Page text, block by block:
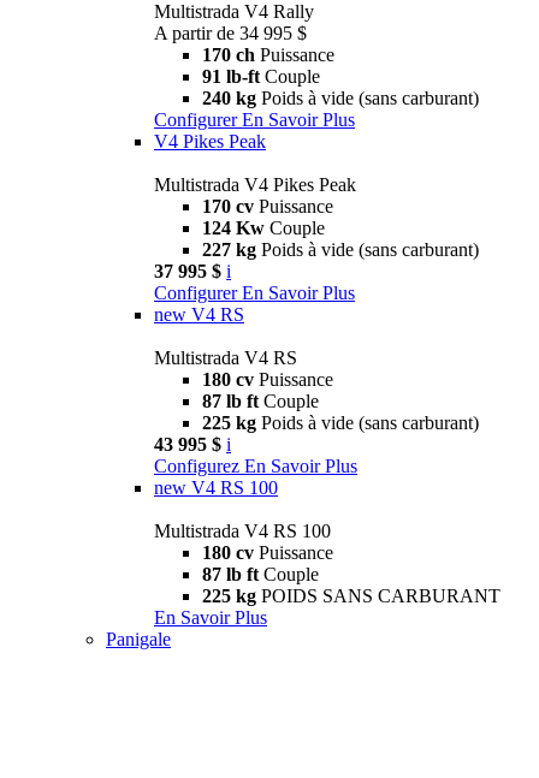
Multistrada V4 Rally
A partir de 34 995 $
170 ch Puissance
91 lb-ft Couple
240 kg Poids à vide (sans carburant)
Configurer En Savoir Plus
V4 Pikes Peak
Multistrada V4 Pikes Peak
170 cv Puissance
124 Kw Couple
227 kg Poids à vide (sans carburant)
37 995 $ i
Configurer En Savoir Plus
new V4 RS
Multistrada V4 RS
180 cv Puissance
87 lb ft Couple
225 kg Poids à vide (sans carburant)
43 995 $ i
Configurez En Savoir Plus
new V4 RS 100
Multistrada V4 RS 100
180 cv Puissance
87 lb ft Couple
225 kg POIDS SANS CARBURANT
En Savoir Plus
Panigale